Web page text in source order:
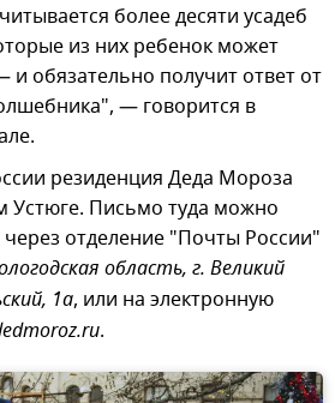
более десяти усадеб
из них ребенок может
обязательно получит ответ от
— говорится в
резиденция Деда Мороза
Устюге. Письмо туда можно
отделение "Почты России"
область, г. Великий
1а, или на электронную
.